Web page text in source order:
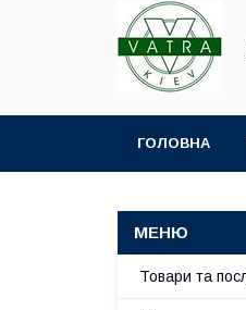
ГОЛОВНА
Товари та